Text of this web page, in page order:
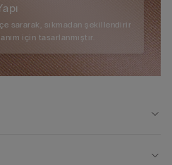
sararak, sıkmadan şekillendirir
için tasarlanmıştır.